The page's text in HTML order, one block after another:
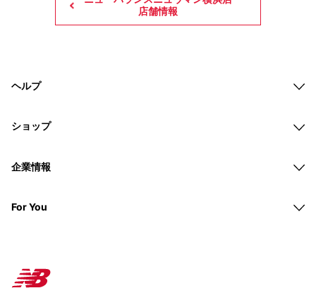
店舗情報
ヘルプ
ショップ
企業情報
For You